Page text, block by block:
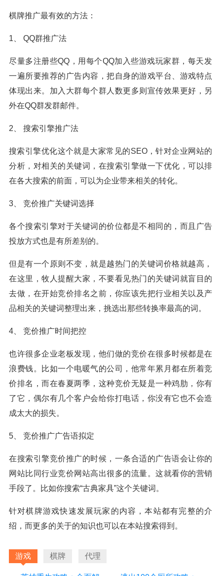
棋牌推广最有效的方法：
1、 QQ群推广法
尽量多注册些QQ，用每个QQ加入些游戏玩家群，每天发
一遍所要推荐的广告内容，把自身的游戏平台、游戏特点
体现出来。加入大群每个群人数更多则宣传效果更好，另
外在QQ群发群邮件。
2、 搜索引擎推广法
搜索引擎优化这个就是大家常见的SEO，针对企业网站的
分析，对相关的关键词，在搜索引擎做一下优化，可以排
在各大搜索的前面，可以为企业带来相关的转化。
3、 竞价推广关键词选择
各个搜索引擎对于关键词的价位都是不相同的，而且广告
投放方式也是有所差别的。
但是有一个原则不变，就是越热门的关键词价格就越高，
在这里，牧人提醒大家，不要看见热门的关键词就盲目的
去做，在开始竞价排名之前，你应该先把行业相关以及产
品相关的关键词整理出来，挑选出那些转换率最高的词。
4、 竞价推广时间把控
也许很多企业老板发现，他们做的竞价在很多时候都是在
浪费钱。比如一个电暖气的公司，他常年累月都在所着竞
价排名，而在春夏两季，这种竞价无疑是一种鸡肋，你有
了它，偶尔有几个客户会给你打电话，你没有它也不会造
成太大的损失。
5、 竞价推广广告语拟定
在搜索引擎竞价推广的时候，一条合适的广告语会让你的
网站比同行业竞价网站高出很多的流量。这就看你的营销
手段了。比如你搜索“古典家具”这个关键词。
针对棋牌游戏快速发展玩家的内容，本站都有完整的介
绍，而更多的关于的知识也可以在本站搜索得到。
游戏 棋牌 代理